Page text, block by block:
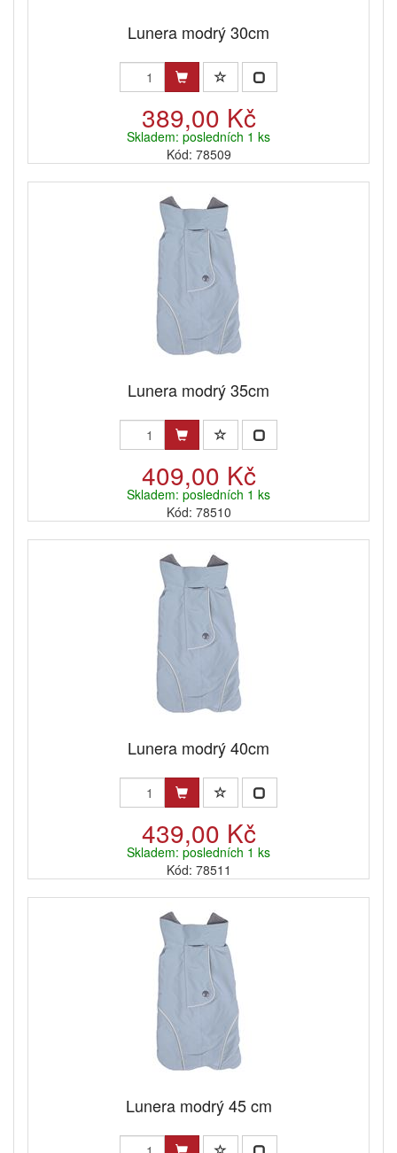
Lunera modrý 30cm
389,00 Kč
Skladem: posledních 1 ks
Kód: 78509
Lunera modrý 35cm
409,00 Kč
Skladem: posledních 1 ks
Kód: 78510
Lunera modrý 40cm
439,00 Kč
Skladem: posledních 1 ks
Kód: 78511
Lunera modrý 45 cm